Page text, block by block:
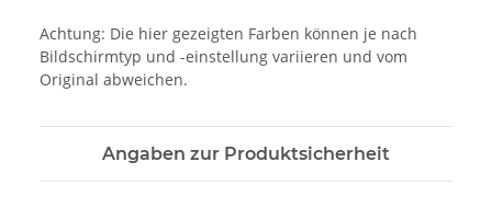
Achtung: Die hier gezeigten Farben können je nach
Bildschirmtyp und -einstellung variieren und vom
Original abweichen.
Angaben zur Produktsicherheit